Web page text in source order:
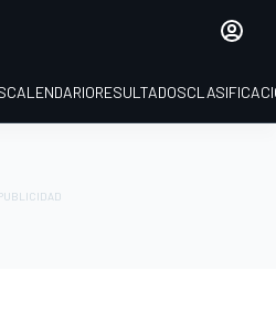
CALENDARIORESULTADOS